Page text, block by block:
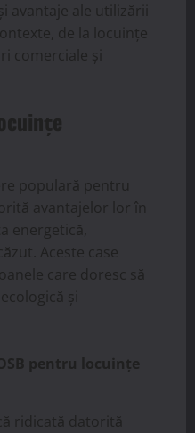
avantaje ale utilizării
de la locuințe
comerciale și
populară pentru
avantajelor lor în
energetică,
Aceste case
care doresc să
și
pentru locuințe
ridicată datorită